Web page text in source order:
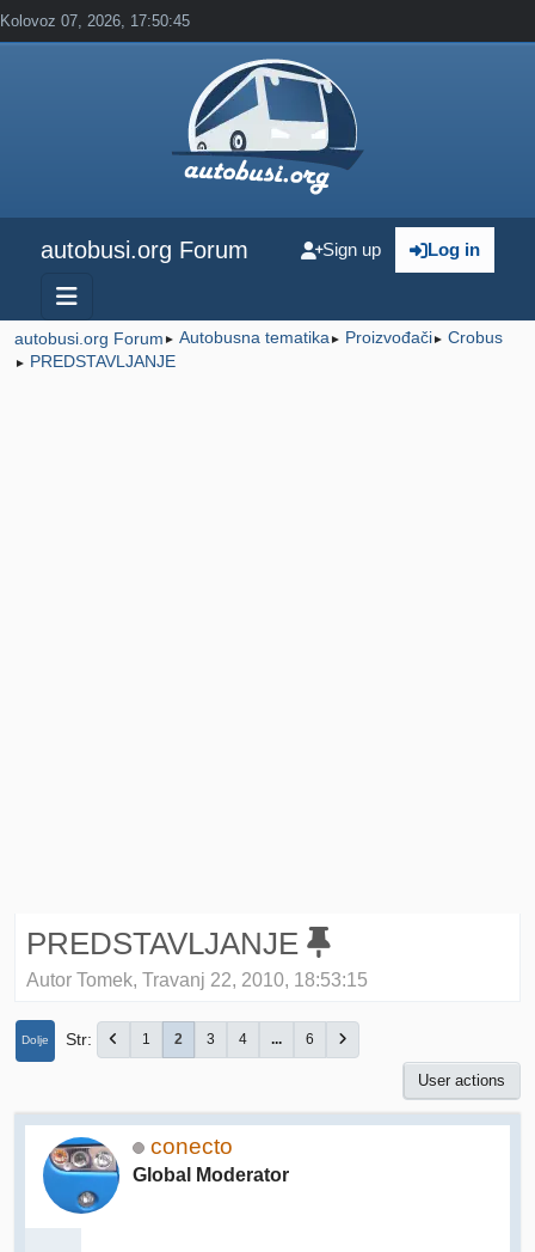
Kolovoz 07, 2026, 17:50:45
autobusi.org Forum Log in
Sign up
autobusi.org Forum ► Autobusna tematika ► Proizvođači► Crobus
► PREDSTAVLJANJE
PREDSTAVLJANJE
Autor Tomek, Travanj 22, 2010, 18:53:15
Dolje Str 1 2 3 4 ... 6
User actions
conecto
Global Moderator